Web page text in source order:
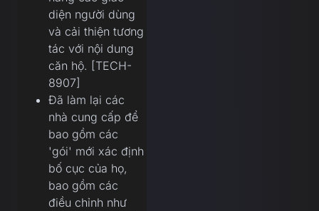
diện người dùng
và cải thiện tương
tác với nội dung
căn hộ. [TECH-
8907]
Đã làm lại các
nhà cung cấp để
bao gồm các
'gói' mới xác định
bố cục của họ,
bao gồm các
điều chỉnh như